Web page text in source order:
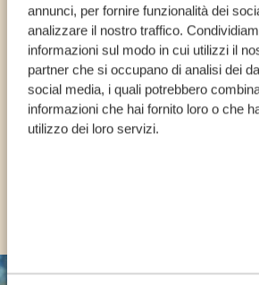
annunci, per fornire funzionalità dei
analizzare il nostro traffico.
informazioni sul modo in cui utilizzi il
partner che si occupano di analisi dei
social media, i quali potrebbero
informazioni che hai fornito loro o che
utilizzo dei loro servizi.
Chiama un
I NOSTRI SPECIALISTI